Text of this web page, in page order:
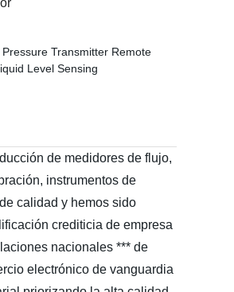
de medidores de flujo,
instrumentos de
calidad y hemos sido
crediticia de empresa
nacionales *** de
electrónico de vanguardia